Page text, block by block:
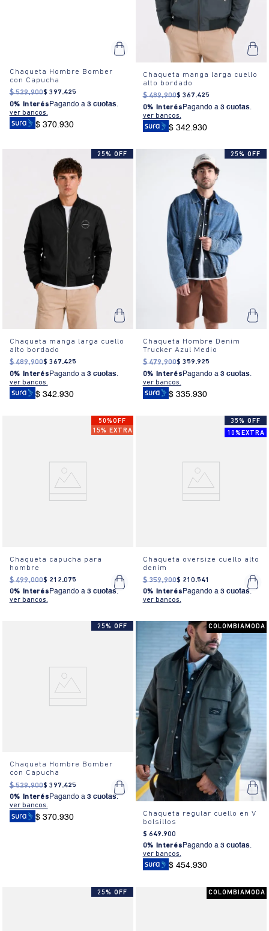
Chaqueta Hombre Bomber
con Capucha
$ 529.900$ 397.425
0% Interés Pagando a 3 cuotas.
ver bancos.
$ 370.930
Chaqueta manga larga cuello
alto bordado
$ 489.900$ 367.425
0% Interés Pagando a 3 cuotas.
ver bancos.
$ 342.930
25% OFF
Chaqueta manga larga cuello
alto bordado
$ 489.900$ 367.425
0% Interés Pagando a 3 cuotas.
ver bancos.
$ 342.930
25% OFF
Chaqueta Hombre Denim
Trucker Azul Medio
$ 479.900$ 359.925
0% Interés Pagando a 3 cuotas.
ver bancos.
$ 335.930
50%OFF
15% EXTRA
Chaqueta capucha para
hombre
$ 499.000$ 212.075
0% InterésPagando a 3 cuotas.
ver bancos.
35% OFF
10%EXTRA
Chaqueta oversize cuello alto
denim
$ 359.900$ 210.541
0% InterésPagando a 3 cuotas.
ver bancos.
25% OFF
Chaqueta Hombre Bomber
con Capucha
$ 529.900$ 397.425
0% InterésPagando a 3 cuotas.
ver bancos.
$ 370.930
COLOMBIAMODA
Chaqueta regular cuello en V
bolsillos
$ 649.900
0% Interés Pagando a 3 cuotas.
ver bancos.
$ 454.930
25% OFF COLOMBIAMODA